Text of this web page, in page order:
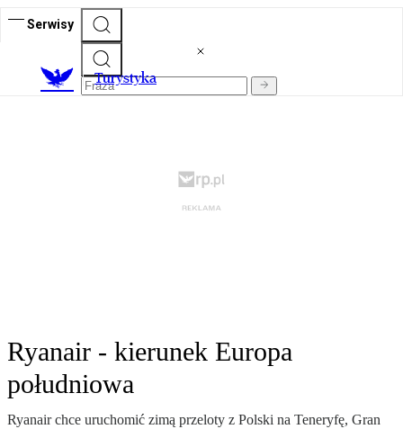
Serwisy
Turystyka
Ryanair - kierunek Europa
południowa
Ryanair chce uruchomić zimą przeloty z Polski na Teneryfę, Gran